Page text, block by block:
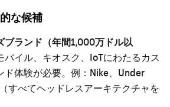
な候補
ブランド（年間1,000万ドル以
バイル、キオスク、IoTにわたるカス
ド体験が必要。例：Nike、Under
すべてヘッドレスアーキテクチャを